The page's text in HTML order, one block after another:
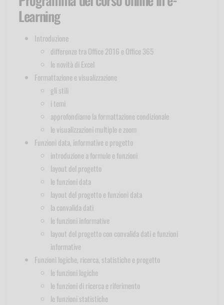
Learning
Introduzione
differenze tra Office 2016 e Office 365
le novità di Excel
Formattazione e visualizzazione
gli stili
i temi
approfondiamo la formattazione condizionale
le visualizzazioni multiple e zoom
Funzioni data, informative e progetto
introduzione a formule e funzioni
layout del progetto
le funzioni data
layout del progetto e funzioni data
la convalida dati
le funzioni informative
layout del progetto con convalida dati e funzioni
informative
Funzioni logiche, ricerca, statistiche e progetto
le funzioni logiche
le funzioni di ricerca e riferimento
le funzioni statistiche